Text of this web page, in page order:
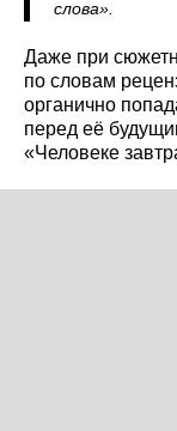
слова».
Даже при
по словам
органично
перед её
«Человеке